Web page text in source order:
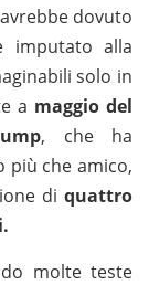
dovuto
imputato alla
solo in
a maggio del
, che ha
più che amico,
di quattro
molte teste